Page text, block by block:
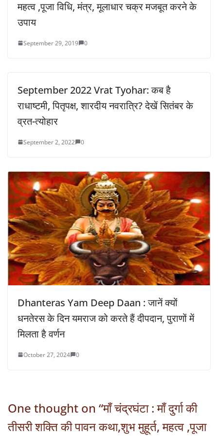
महत्व ,पूजा विधि, मंत्र, मूलाधार चक्र मजबूत करने के
उपाय
September 29, 2019 0
September 2022 Vrat Tyohar: कब है
राधाष्टमी, पितृपक्ष, शारदीय नवरात्रि? देखें सितंबर के
व्रत-त्योहार
September 2, 2022 0
Dhanteras Yam Deep Daan : जानें क्‍यों
धनतेरस के दिन यमराज को करते हैं दीपदान, पुराणों में
म‍िलता है वर्णन
October 27, 2024 0
One thought on “माँ चंद्रघंटा : माँ दुर्गा की
तीसरी शक्ति की पावन कथा,शुभ मुहूर्त, महत्व ,पूजा